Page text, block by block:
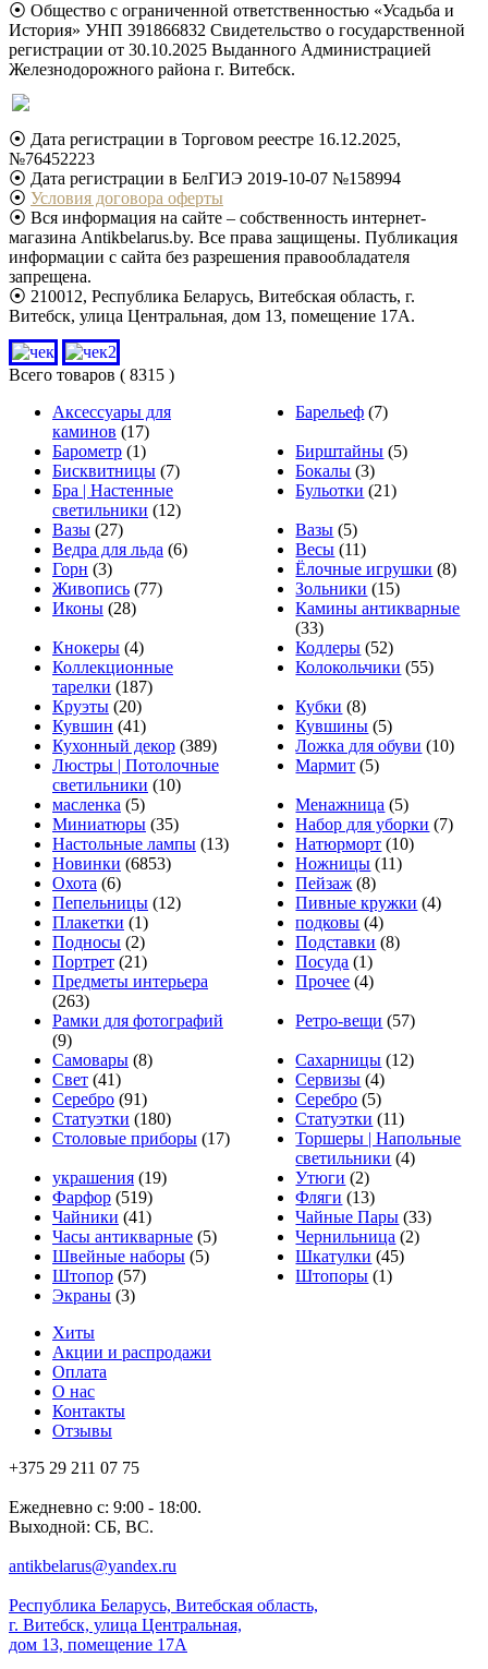
⦿ Общество с ограниченной ответственностью «Усадьба и
История» УНП 391866832 Свидетельство о государственной
регистрации от 30.10.2025 Выданного Администрацией
Железнодорожного района г. Витебск.
⦿ Дата регистрации в Торговом реестре 16.12.2025,
№76452223
⦿ Дата регистрации в БелГИЭ 2019-10-07 №158994
⦿ Условия договора оферты
⦿ Вся информация на сайте – собственность интернет-
магазина Antikbelarus.by. Все права защищены. Публикация
информации с сайта без разрешения правообладателя
запрещена.
⦿ 210012, Республика Беларусь, Витебская область, г.
Витебск, улица Центральная, дом 13, помещение 17А.
Всего товаров ( 8315 )
Аксессуары для
каминов (17)
Барельеф (7)
Барометр (1) Бирштайны (5)
Бисквитницы (7) Бокалы (3)
Бра | Настенные
светильники (12)
Бульотки (21)
Вазы (27) Вазы (5)
Ведра для льда (6) Весы (11)
Горн (3) Ёлочные игрушки (8)
Живопись (77) Зольники (15)
Иконы (28)
Камины антикварные
(33)
Кнокеры (4) Кодлеры (52)
Коллекционные
тарелки (187)
Колокольчики (55)
Круэты (20) Кубки (8)
Кувшин (41) Кувшины (5)
Кухонный декор (389) Ложка для обуви (10)
Люстры | Потолочные
светильники (10)
Мармит (5)
масленка (5) Менажница (5)
Миниатюры (35) Набор для уборки (7)
Настольные лампы (13) Натюрморт (10)
Новинки (6853) Ножницы (11)
Охота (6) Пейзаж (8)
Пепельницы (12) Пивные кружки (4)
Плакетки (1) подковы (4)
Подносы (2) Подставки (8)
Портрет (21) Посуда (1)
Предметы интерьера
(263)
Прочее (4)
Рамки для фотографий
(9)
Ретро-вещи (57)
Самовары (8) Сахарницы (12)
Свет (41) Сервизы (4)
Серебро (91) Серебро (5)
Статуэтки (180) Статуэтки (11)
Столовые приборы (17)
Торшеры | Напольные
светильники (4)
украшения (19) Утюги (2)
Фарфор (519) Фляги (13)
Чайники (41) Чайные Пары (33)
Часы антикварные (5) Чернильница (2)
Швейные наборы (5) Шкатулки (45)
Штопор (57) Штопоры (1)
Экраны (3)
Хиты
Акции и распродажи
Оплата
О нас
Контакты
Отзывы
+375 29 211 07 75
Ежедневно с: 9:00 - 18:00.
Выходной: СБ, ВС.
antikbelarus@yandex.ru
Республика Беларусь, Витебская область,
г. Витебск, улица Центральная,
дом 13, помещение 17А